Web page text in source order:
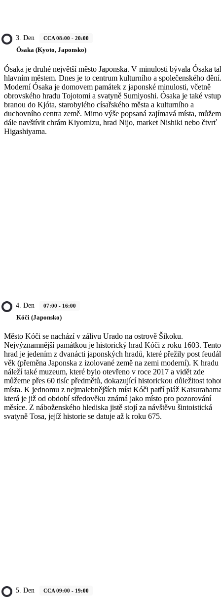
3. Den CCA 08:00 - 20:00
Ósaka (Kyoto, Japonsko)
Ósaka je druhé největší město Japonska. V minulosti bývala Ósaka
hlavním městem. Dnes je to centrum kulturního a společenského dění.
Moderní Ósaka je domovem památek z japonské minulosti, včetně
obrovského hradu Tojotomi a svatyně Sumiyoshi. Ósaka je také
branou do Kjóta, starobylého císařského města a kulturního a
duchovního centra země. Mimo výše popsaná zajímavá místa,
dále navštívit chrám Kiyomizu, hrad Nijo, market Nishiki nebo čtvrť
Higashiyama.
4. Den 07:00 - 16:00
Kóči (Japonsko)
Město Kóči se nachází v zálivu Urado na ostrově Šikoku.
Nejvýznamnější památkou je historický hrad Kóči z roku 1603. Tento
hrad je jedením z dvanácti japonských hradů, které přežily post
věk (přeměna Japonska z izolované země na zemi moderní). K hradu
náleží také muzeum, které bylo otevřeno v roce 2017 a vidět zde
můžeme přes 60 tisíc předmětů, dokazující historickou důležitost
místa. K jednomu z nejmalebnějších míst Kóči patří pláž
která je již od období středověku známá jako místo pro pozorování
měsíce. Z náboženského hlediska jistě stojí za návštěvu šintoistická
svatyně Tosa, jejíž historie se datuje až k roku 675.
5. Den CCA 09:00 - 19:00